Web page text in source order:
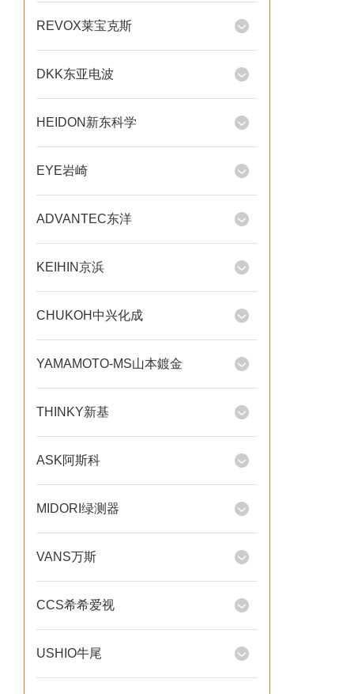
REVOX莱宝克斯
DKK东亚电波
HEIDON新东科学
EYE岩崎
ADVANTEC东洋
KEIHIN京浜
CHUKOH中兴化成
YAMAMOTO-MS山本鍍金
THINKY新基
ASK阿斯科
MIDORI绿测器
VANS万斯
CCS希希爱视
USHIO牛尾